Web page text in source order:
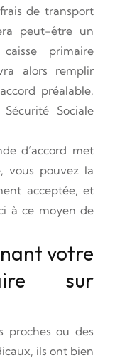
de transport
peut-être un
primaire
alors remplir
préalable,
Sociale
d’accord met
vous pouvez la
acceptée, et
à ce moyen de
votre
sur
proches ou des
ils ont bien